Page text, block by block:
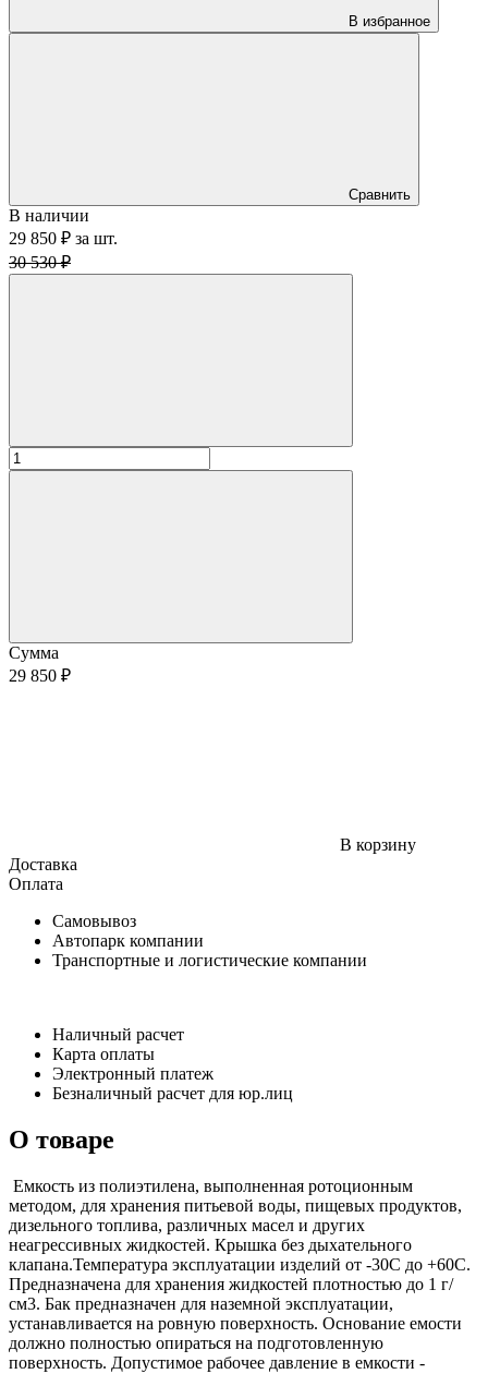
В избранное
Сравнить
В наличии
29 850 ₽ за шт.
30 530 ₽
Сумма
29 850 ₽
В корзину
Доставка
Оплата
Самовывоз
Автопарк компании
Транспортные и логистические компании
Наличный расчет
Карта оплаты
Электронный платеж
Безналичный расчет для юр.лиц
О товаре
Емкость из полиэтилена, выполненная ротоционным
методом, для хранения питьевой воды, пищевых продуктов,
дизельного топлива, различных масел и других
неагрессивных жидкостей. Крышка без дыхательного
клапана.Температура эксплуатации изделий от -30С до +60С.
Предназначена для хранения жидкостей плотностью до 1 г/
см3. Бак предназначен для наземной эксплуатации,
устанавливается на ровную поверхность. Основание емости
должно полностью опираться на подготовленную
поверхность. Допустимое рабочее давление в емкости -